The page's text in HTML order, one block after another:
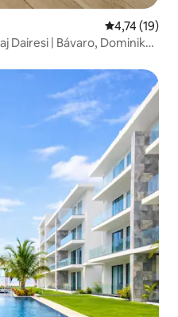
5 üzerinden
4,74 (19)
Dairesi | Bávaro, Dominik